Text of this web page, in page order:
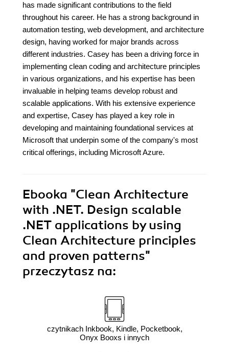
has made significant contributions to the field
throughout his career. He has a strong background in
automation testing, web development, and architecture
design, having worked for major brands across
different industries. Casey has been a driving force in
implementing clean coding and architecture principles
in various organizations, and his expertise has been
invaluable in helping teams develop robust and
scalable applications. With his extensive experience
and expertise, Casey has played a key role in
developing and maintaining foundational services at
Microsoft that underpin some of the company's most
critical offerings, including Microsoft Azure.
Ebooka "Clean Architecture
with .NET. Design scalable
.NET applications by using
Clean Architecture principles
and proven patterns"
przeczytasz na:
czytnikach Inkbook, Kindle, Pocketbook,
Onyx Booxs i innych